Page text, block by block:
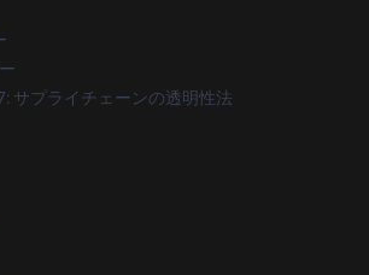
サプライチェーンの透明性法